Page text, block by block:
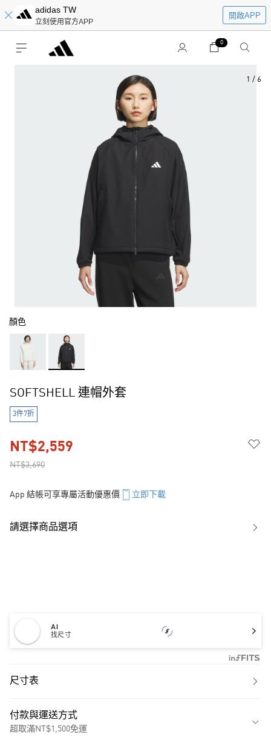
adidas TW
立刻使用官方APP
開啟APP
0
1 / 6
顏色
SOFTSHELL 連帽外套
3件7折
NT$3,690
NT$2,559
App 結帳可享專屬活動優惠價 立即下載
請選擇商品選項
AI
找尺寸
尺寸表
付款與運送方式
超取滿NT$1,500免運